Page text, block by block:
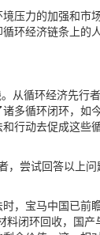
压力的加强和市
环经济链条上的
从循环经济先行
多循环闭环，如
行动去促成这些
，尝试回答以上问
，宝马中国已前
料闭环回收，国产